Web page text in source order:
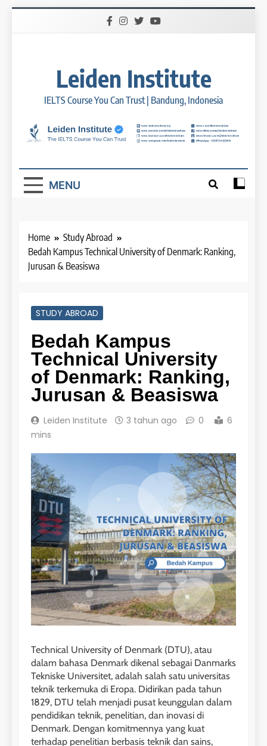
Leiden Institute
IELTS Course You Can Trust | Bandung, Indonesia
MENU
Home
Study Abroad
Bedah Kampus Technical University of Denmark: Ranking,
Jurusan & Beasiswa
STUDY ABROAD
Bedah Kampus
Technical University
of Denmark: Ranking,
Jurusan & Beasiswa
Leiden Institute 3 tahun ago 0
6
mins
Technical University of Denmark (DTU), atau
dalam bahasa Denmark dikenal sebagai Danmarks
Tekniske Universitet, adalah salah satu universitas
teknik terkemuka di Eropa. Didirikan pada tahun
1829, DTU telah menjadi pusat keunggulan dalam
pendidikan teknik, penelitian, dan inovasi di
Denmark. Dengan komitmennya yang kuat
terhadap penelitian berbasis teknik dan sains,